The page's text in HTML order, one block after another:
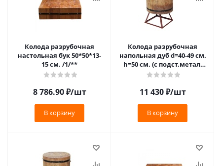
Колода разрубочная
настольная бук 50*50*13-
15 см. /1/**
8 786.90₽/шт
В корзину
Колода разрубочная
напольная дуб d=40-49 см.
h=50 см. (с подст.метал.
h=30 см) /1/
11 430₽/шт
В корзину